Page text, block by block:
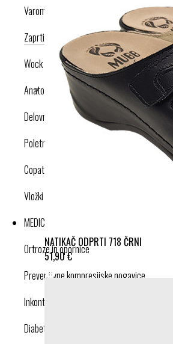
NATIKAČ ODPRTI 718 ČRNI
51,90 €
Varomed
Zaprti modeli Odprti modeliNogaviceDodatki
Wock
Anatomska obutev
Delovna obutev s certifikatom
Poletna obutev
Copati
Vložki in dodatki
MEDICINSKI IZDELKI
Ortroze in opornice
Preventivne kompresijske nogavice
Inkontinenca
Diabetes